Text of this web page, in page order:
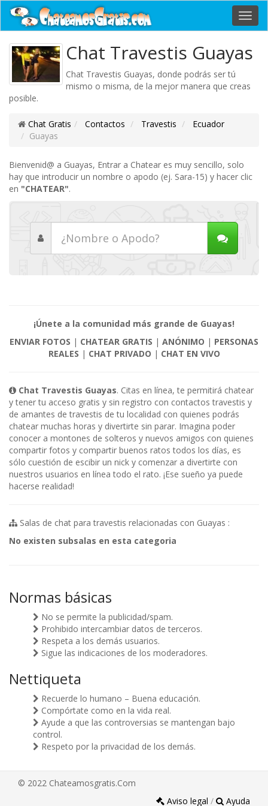
Chat Travestis Guayas
Chat Travestis Guayas, donde podrás ser tú
mismo o misma, de la mejor manera que creas
posible.
Chat Gratis Contactos Travestis
Ecuador
Guayas
Bienvenid@ a Guayas, Entrar a Chatear es muy sencillo, solo
hay que introducir un nombre o apodo (ej. Sara-15) y hacer clic
en "CHATEAR".
¡Únete a la comunidad más grande de Guayas!
ENVIAR FOTOS | CHATEAR GRATIS | ANÓNIMO | PERSONAS
REALES | CHAT PRIVADO | CHAT EN VIVO
Chat Travestis Guayas. Citas en línea, te permitirá chatear
y tener tu acceso gratis y sin registro con contactos travestis y
de amantes de travestis de tu localidad con quienes podrás
chatear muchas horas y divertirte sin parar. Imagina poder
conocer a montones de solteros y nuevos amigos con quienes
compartir fotos y compartir buenos ratos todos los días, es
sólo cuestión de escibir un nick y comenzar a divertirte con
nuestros usuarios en línea todo el rato. ¡Ese sueño ya puede
hacerse realidad!
Salas de chat para travestis relacionadas con Guayas :
No existen subsalas en esta categoria
Normas básicas
No se permite la publicidad/spam.
Prohibido intercambiar datos de terceros.
Respeta a los demás usuarios.
Sigue las indicaciones de los moderadores.
Nettiqueta
Recuerde lo humano – Buena educación.
Compórtate como en la vida real.
Ayude a que las controversias se mantengan bajo
control.
Respeto por la privacidad de los demás.
© 2022 Chateamosgratis.Com
Aviso legal / Ayuda